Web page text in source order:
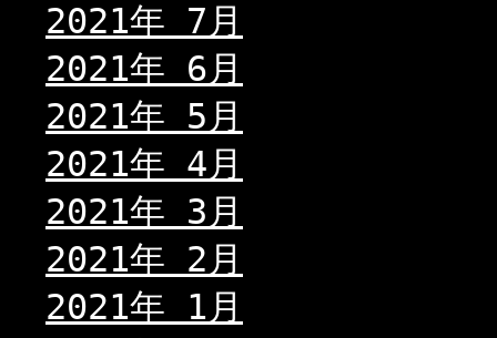
2021年 7月
2021年 6月
2021年 5月
2021年 4月
2021年 3月
2021年 2月
2021年 1月